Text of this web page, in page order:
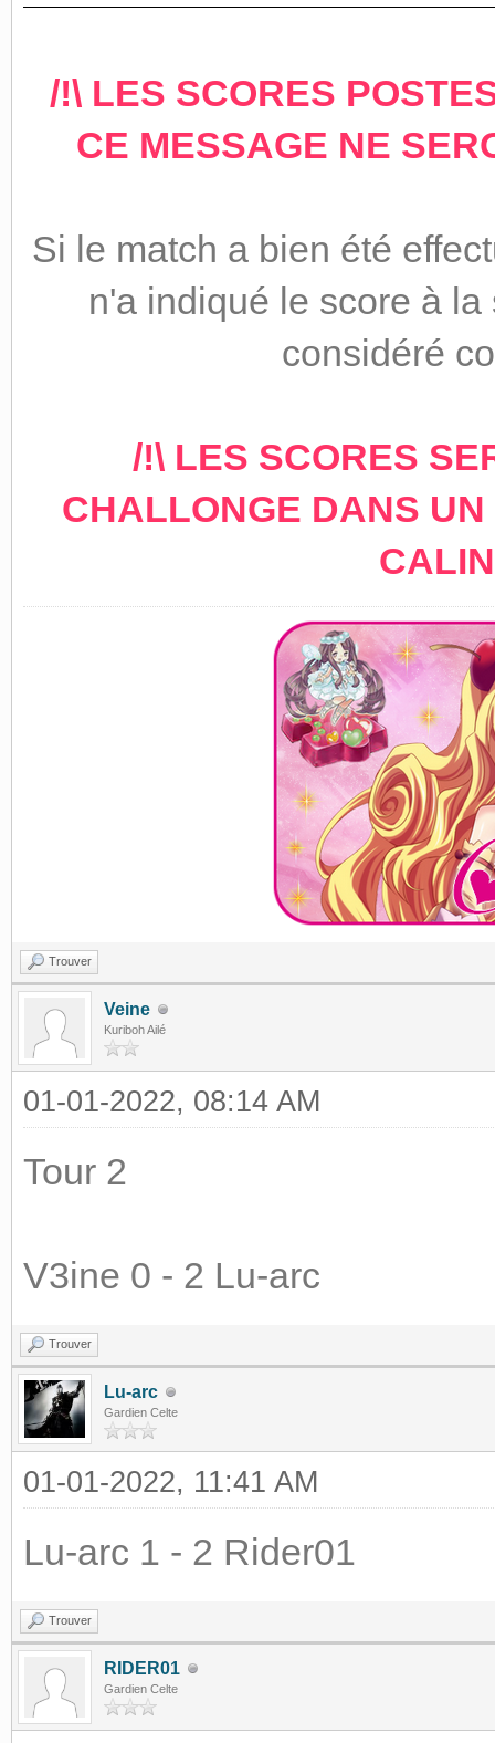
/!\ LES SCORES
CE MESSAGE NE
Si le match a bien été
n'a indiqué le score à
considéré
/!\ LES SCORES
CHALLONGE DANS
Trouver
Veine
Kuriboh Ailé
01-01-2022, 08:14 AM
Tour 2
V3ine 0 - 2 Lu-arc
Trouver
Lu-arc
Gardien Celte
01-01-2022, 11:41 AM
Lu-arc 1 - 2 Rider01
Trouver
RIDER01
Gardien Celte